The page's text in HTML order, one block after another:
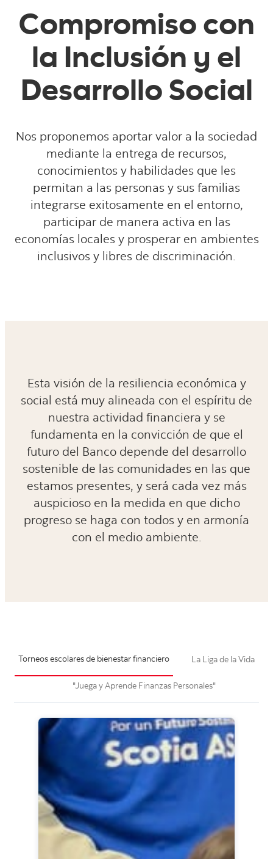
Compromiso con
la Inclusión y el
Desarrollo Social
Nos proponemos aportar valor a la sociedad
mediante la entrega de recursos,
conocimientos y habilidades que les
permitan a las personas y sus familias
integrarse exitosamente en el entorno,
participar de manera activa en las
economías locales y prosperar en ambientes
inclusivos y libres de discriminación.​
Esta visión de la resiliencia económica y
social está muy alineada con el espíritu de
nuestra actividad financiera y se
fundamenta en la convicción de que el
futuro del Banco depende del desarrollo
sostenible de las comunidades en las que
estamos presentes, y será cada vez más
auspicioso en la medida en que dicho
progreso se haga con todos y en armonía
con el medio ambiente.
Torneos escolares de bienestar financiero La Liga de la Vida
"Juega y Aprende Finanzas Personales"